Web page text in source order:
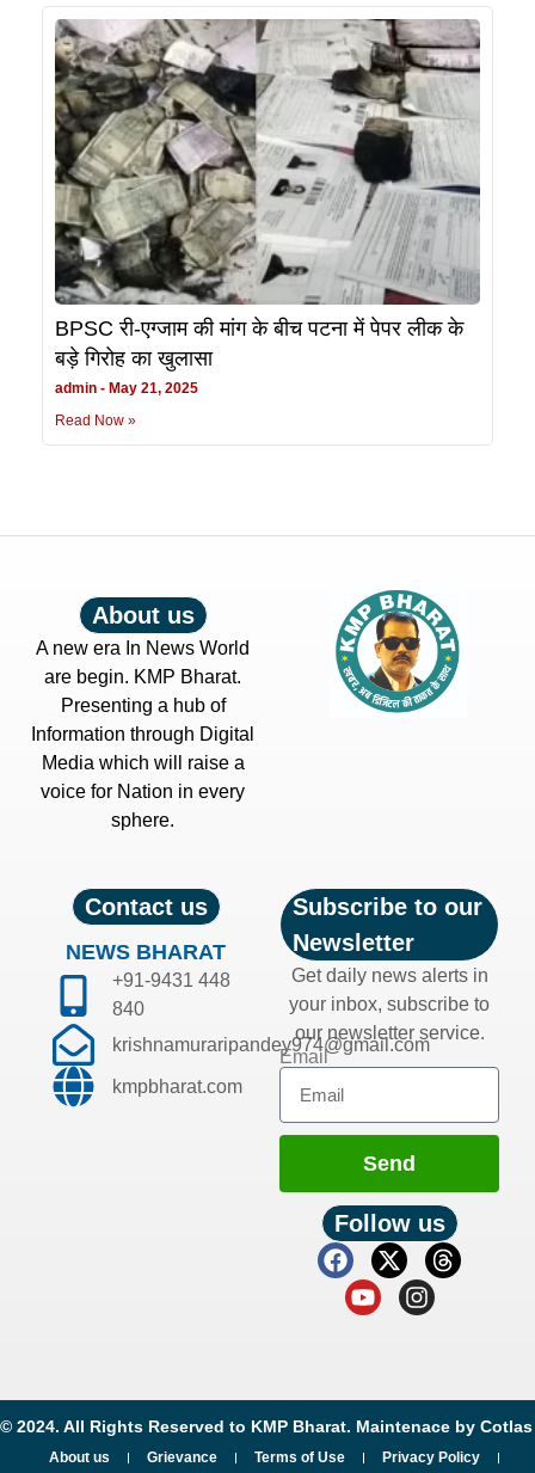
BPSC री-एग्जाम की मांग के बीच पटना में पेपर लीक के
बड़े गिरोह का खुलासा
admin
May 21, 2025
Read Now »
About us
A new era In News World
are begin. KMP Bharat.
Presenting a hub of
Information through Digital
Media which will raise a
voice for Nation in every
sphere.
Contact us
NEWS BHARAT
+91-9431 448
840
krishnamuraripandey974@gmail.com
kmpbharat.com
Subscribe to our
Newsletter
Get daily news alerts in
your inbox, subscribe to
our newsletter service.
Email
Send
Follow us
© 2024. All Rights Reserved to KMP Bharat. Maintenace by Cotlas
About us Grievance Terms of Use Privacy Policy